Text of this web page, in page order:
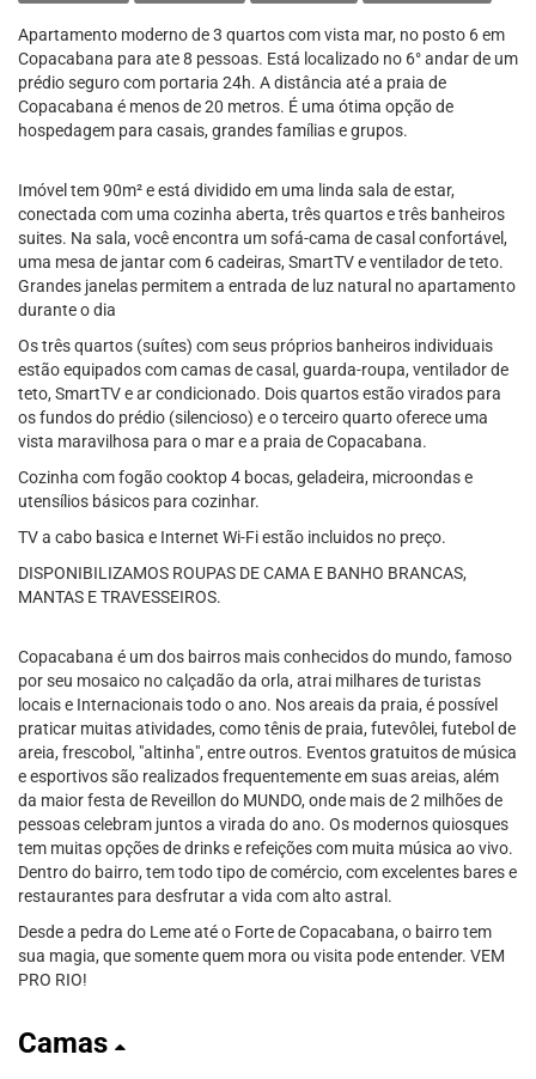
Apartamento moderno de 3 quartos com vista mar, no posto 6 em
Copacabana para ate 8 pessoas. Está localizado no 6° andar de um
prédio seguro com portaria 24h. A distância até a praia de
Copacabana é menos de 20 metros. É uma ótima opção de
hospedagem para casais, grandes famílias e grupos.
Imóvel tem 90m² e está dividido em uma linda sala de estar,
conectada com uma cozinha aberta, três quartos e três banheiros
suites. Na sala, você encontra um sofá-cama de casal confortável,
uma mesa de jantar com 6 cadeiras, SmartTV e ventilador de teto.
Grandes janelas permitem a entrada de luz natural no apartamento
durante o dia
Os três quartos (suítes) com seus próprios banheiros individuais
estão equipados com camas de casal, guarda-roupa, ventilador de
teto, SmartTV e ar condicionado. Dois quartos estão virados para
os fundos do prédio (silencioso) e o terceiro quarto oferece uma
vista maravilhosa para o mar e a praia de Copacabana.
Cozinha com fogão cooktop 4 bocas, geladeira, microondas e
utensílios básicos para cozinhar.
TV a cabo basica e Internet Wi-Fi estão incluidos no preço.
DISPONIBILIZAMOS ROUPAS DE CAMA E BANHO BRANCAS,
MANTAS E TRAVESSEIROS.
Copacabana é um dos bairros mais conhecidos do mundo, famoso
por seu mosaico no calçadão da orla, atrai milhares de turistas
locais e Internacionais todo o ano. Nos areais da praia, é possível
praticar muitas atividades, como tênis de praia, futevôlei, futebol de
areia, frescobol, "altinha", entre outros. Eventos gratuitos de música
e esportivos são realizados frequentemente em suas areias, além
da maior festa de Reveillon do MUNDO, onde mais de 2 milhões de
pessoas celebram juntos a virada do ano. Os modernos quiosques
tem muitas opções de drinks e refeições com muita música ao vivo.
Dentro do bairro, tem todo tipo de comércio, com excelentes bares e
restaurantes para desfrutar a vida com alto astral.
Desde a pedra do Leme até o Forte de Copacabana, o bairro tem
sua magia, que somente quem mora ou visita pode entender. VEM
PRO RIO!
Camas